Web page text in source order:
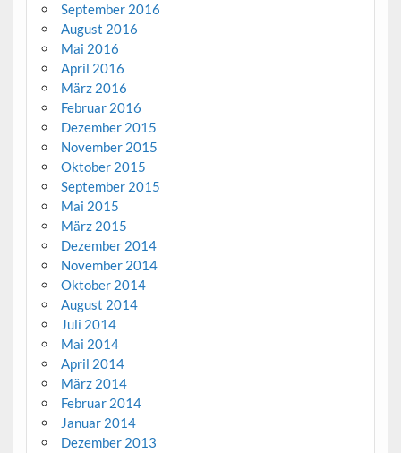
September 2016
August 2016
Mai 2016
April 2016
März 2016
Februar 2016
Dezember 2015
November 2015
Oktober 2015
September 2015
Mai 2015
März 2015
Dezember 2014
November 2014
Oktober 2014
August 2014
Juli 2014
Mai 2014
April 2014
März 2014
Februar 2014
Januar 2014
Dezember 2013